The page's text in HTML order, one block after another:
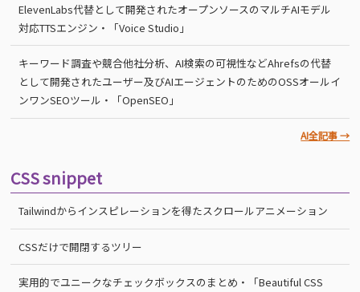
ElevenLabs代替として開発されたオープンソースのマルチAIモデル
対応TTSエンジン・「Voice Studio」
キーワード調査や競合他社分析、AI検索の可視性などAhrefsの代替
として開発されたユーザー及びAIエージェントのためのOSSオールイ
ンワンSEOツール・「OpenSEO」
AI全記事 →
CSS snippet
Tailwindからインスピレーションを得たスクロールアニメーション
CSSだけで開閉するツリー
実用的でユニークなチェックボックスのまとめ・「Beautiful CSS